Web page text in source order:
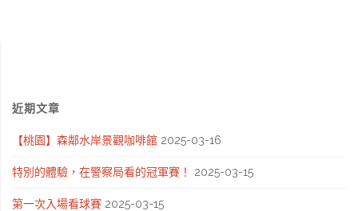
近期文章
【桃園】森鄰水岸景觀咖啡館 2025-03-16
特別的體驗，在警察局看的冠軍賽！ 2025-03-15
第一次入場看球賽 2025-03-15